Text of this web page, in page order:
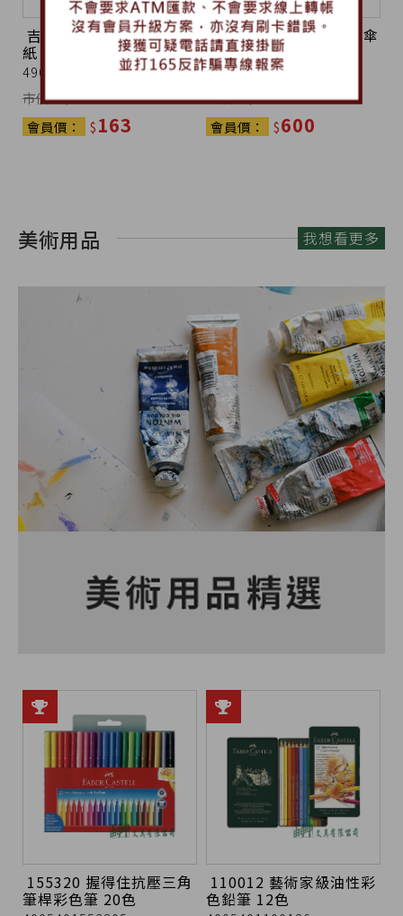
吉伊卡哇 漫畫風造型貼
紙
4901770748597
市價：$
會員價： $163
【日本進口】兒童摺疊傘
(50CM)/迪士尼公主
4973307557521
會員價： $600
美術用品 我想看更多
155320 握得住抗壓三角
筆桿彩色筆 20色
110012 藝術家級油性彩
色鉛筆 12色